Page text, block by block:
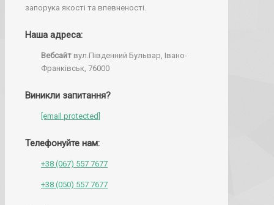
запорука якості та впевненості.
Наша адреса:
Вебсайт вул.Південний Бульвар, Івано-
Франківськ, 76000
Виникли запитання?
[email protected]
Телефонуйте нам:
+38 (067) 557 7677
+38 (050) 557 7677